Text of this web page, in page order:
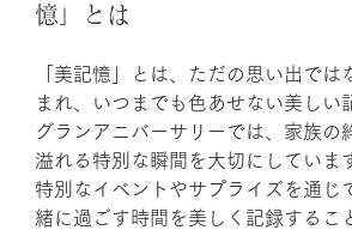
憶」とは
「美記憶」とは、ただの思い出では
まれ、いつまでも色あせない美しい
グランアニバーサリーでは、家族の
溢れる特別な瞬間を大切にしていま
特別なイベントやサプライズを通じ
緒に過ごす時間を美しく記録するこ